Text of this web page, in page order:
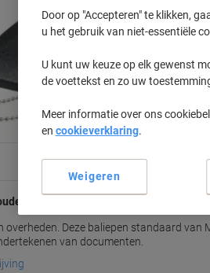
met zwevende pen
overheden. Deze baliepen standaard van
van documenten.
Door op "Accepteren" te klikken,
u het gebruik van niet-essentiële
U kunt uw keuze op elk gewenst
de voettekst en zo uw
Meer informatie over ons
en cookieverklaring.
Weigeren